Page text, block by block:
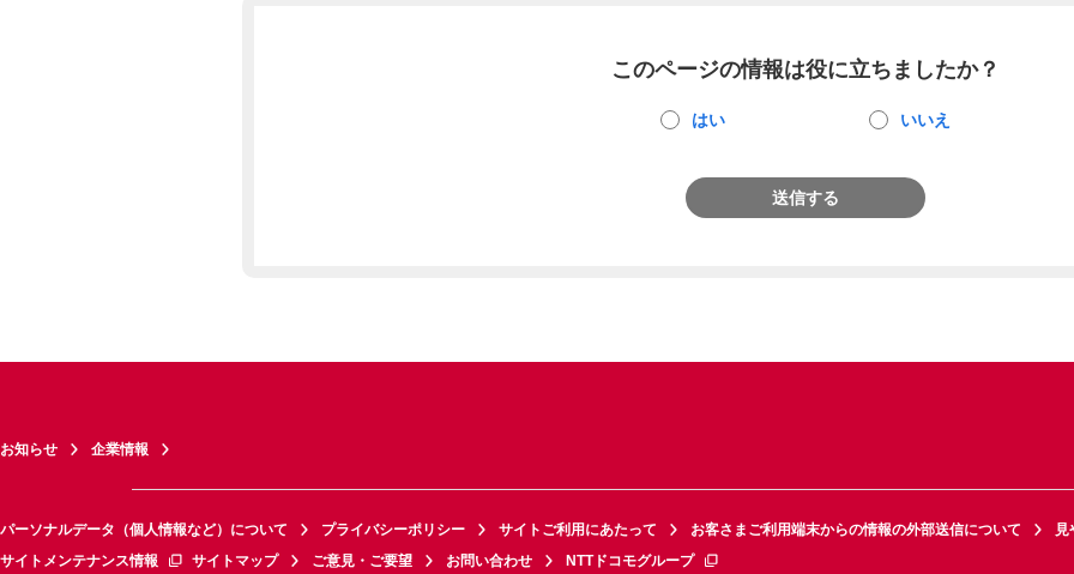
このページの情報は役に立ちましたか？
はい いいえ
送信する
お知らせ 企業情報
パーソナルデータ（個人情報など）について プライバシーポリシー サイトご利用にあたって お客さまご利用端末からの情報の外部送信について
見
サイトメンテナンス情報
サイトマップ ご意見・ご要望 お問い合わせ NTTドコモグループ